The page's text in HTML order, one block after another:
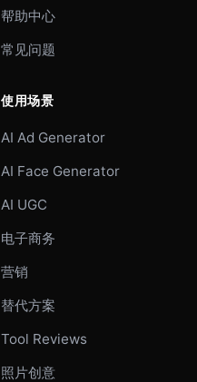
帮助中心
常见问题
使用场景
AI Ad Generator
AI Face Generator
AI UGC
电子商务
营销
替代方案
Tool Reviews
照片创意